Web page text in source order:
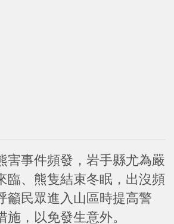
害事件頻發，岩手縣尤為嚴
臨、熊隻結束冬眠，出沒頻
籲民眾進入山區時提高警
，以免發生意外。